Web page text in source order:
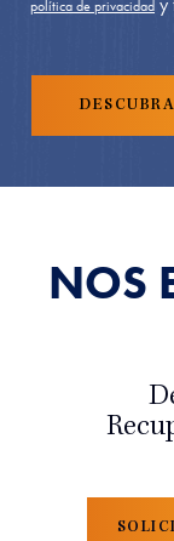
política de privacidad
NOS